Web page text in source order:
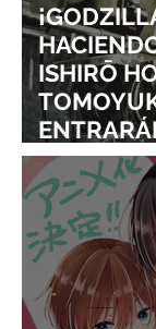
ISHIRŌ
LA FAMA
VISUALES